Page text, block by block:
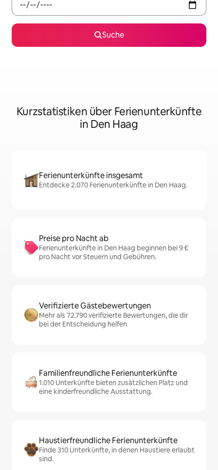
Suche
Kurzstatistiken über Ferienunterkünfte
in Den Haag
Ferienunterkünfte insgesamt
Entdecke 2.070 Ferienunterkünfte in Den Haag.
Preise pro Nacht ab
Ferienunterkünfte in Den Haag beginnen bei 9 €
pro Nacht vor Steuern und Gebühren.
Verifizierte Gästebewertungen
Mehr als 72.790 verifizierte Bewertungen, die dir
bei der Entscheidung helfen
Familienfreundliche Ferienunterkünfte
1.010 Unterkünfte bieten zusätzlichen Platz und
eine kinderfreundliche Ausstattung.
Haustierfreundliche Ferienunterkünfte
Finde 310 Unterkünfte, in denen Haustiere erlaubt
sind.